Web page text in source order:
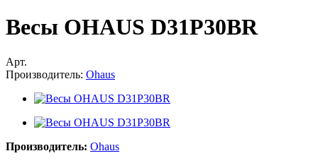
Весы OHAUS D31P30BR
Арт.
Производитель: Ohaus
Производитель: Ohaus